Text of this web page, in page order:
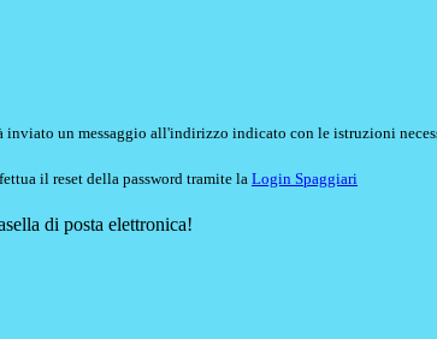
inviato un messaggio all'indirizzo indicato con le istruzioni
il reset della password tramite la Login Spaggiari
di posta elettronica!